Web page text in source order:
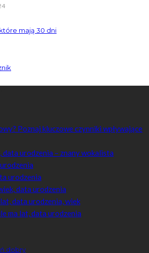
mają 30 dni
Poznaj kluczowe czynniki wpływające
urodzenia – znany wokalista
urodzenia
data urodzenia
data urodzenia, wiek
ma lat, data urodzenia
dobry